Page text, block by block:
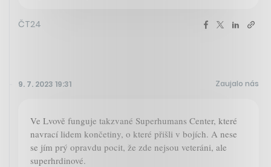
ČT24
9. 7. 2023 19:31 Zaujalo nás
Ve Lvově funguje takzvané Superhumans Center, které
navrací lidem končetiny, o které přišli v bojích. A nese
se jím prý opravdu pocit, že zde nejsou veteráni, ale
superhrdinové.